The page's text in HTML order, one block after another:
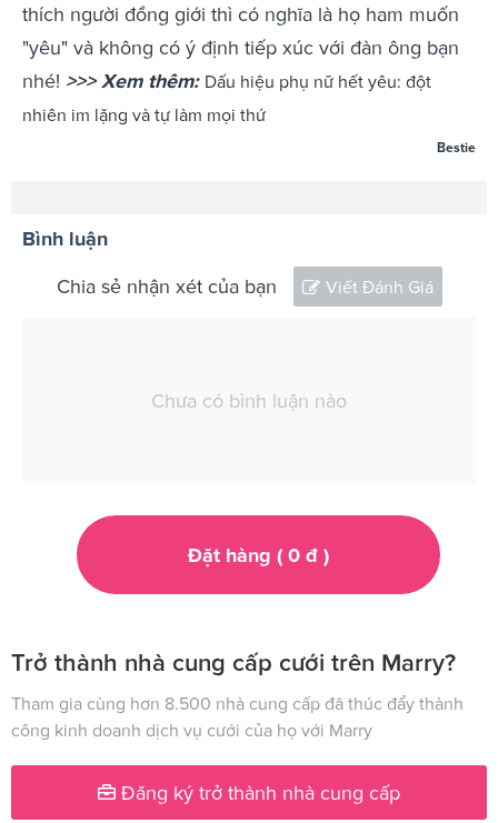
thích người đồng giới thì có nghĩa là họ ham muốn
"yêu" và không có ý định tiếp xúc với đàn ông bạn
nhé! >>> Xem thêm: Dấu hiệu phụ nữ hết yêu: đột
nhiên im lặng và tự làm mọi thứ
Bestie
Bình luận
Chia sẻ nhận xét của bạn Viết Đánh Giá
Chưa có bình luận nào
Đặt hàng ( 0đ )
Trở thành nhà cung cấp cưới trên Marry?
Tham gia cùng hơn 8.500 nhà cung cấp đã thúc đẩy thành
công kinh doanh dịch vụ cưới của họ với Marry
Đăng ký trở thành nhà cung cấp